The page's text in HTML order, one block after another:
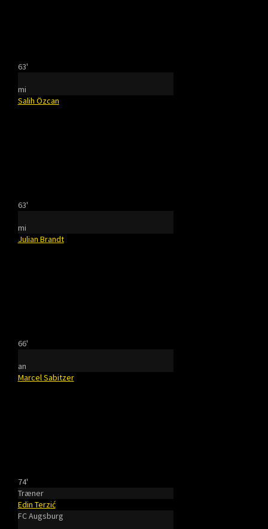
63'
mi
Salih Özcan
63'
mi
Julian Brandt
66'
an
Marcel Sabitzer
74'
Træner
Edin Terzić
FC Augsburg